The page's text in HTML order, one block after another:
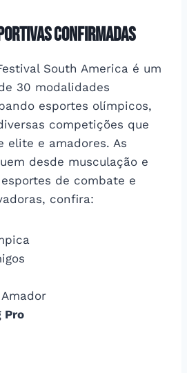
Confirmadas
South America é um
30 modalidades
esportes olímpicos,
competições que
elite e amadores. As
desde musculação e
de combate e
confira:
Pro